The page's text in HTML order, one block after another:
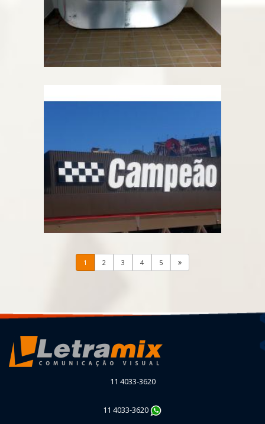
1 2 3 4 5
11 4033-3620
11 4033-3620